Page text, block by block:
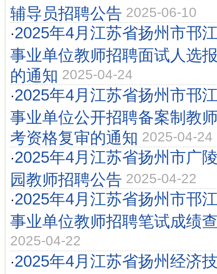
辅导员招聘公告 2025-06-10
·2025年4月江苏省扬州市邗
事业单位教师招聘面试人选
的通知 2025-04-24
·2025年4月江苏省扬州市邗
事业单位公开招聘备案制教
考资格复审的通知 2025-04-24
·2025年4月江苏省扬州市广
园教师招聘公告 2025-04-22
·2025年4月江苏省扬州市邗
事业单位教师招聘笔试成绩
2025-04-22
·2025年4月江苏省扬州经济